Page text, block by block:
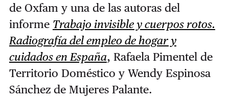
de Oxfam y una de las autoras del
informe Trabajo invisible y cuerpos rotos.
Radiografía del empleo de hogar y
cuidados en España, Rafaela Pimentel de
Territorio Doméstico y Wendy Espinosa
Sánchez de Mujeres Palante.